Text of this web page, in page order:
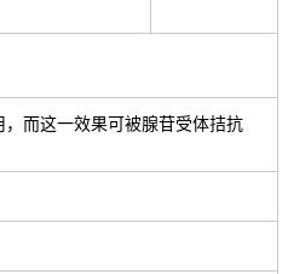
而这一效果可被腺苷受体拮抗